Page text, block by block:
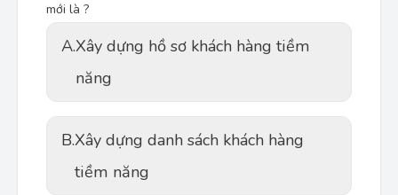
mới là ?
A.Xây dựng hồ sơ khách hàng tiềm
năng
B.Xây dựng danh sách khách hàng
tiềm năng